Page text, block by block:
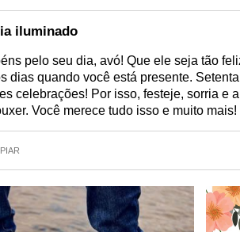
iluminado
pelo seu dia, avó! Que ele seja tão
dias quando você está presente.
celebrações! Por isso, festeje, sorria e
Você merece tudo isso e muito mais!